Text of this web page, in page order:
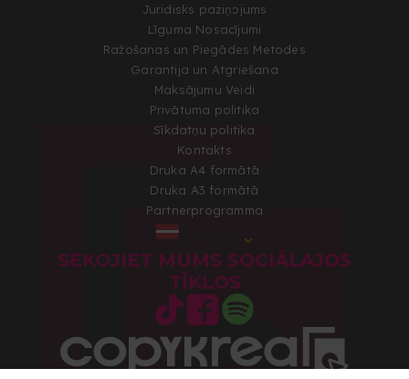
Juridisks paziņojums
Līguma Nosacījumi
Ražošanas un Piegādes Metodes
Garantija un Atgriešana
Maksājumu Veidi
Privātuma politika
Sīkdatņu politika
Kontakts
Druka A4 formātā
Druka A3 formātā
Partnerprogramma
SEKOJIET MUMS SOCIĀLAJOS
TĪKLOS